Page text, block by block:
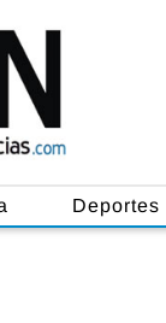
Deportes